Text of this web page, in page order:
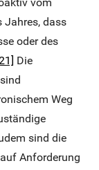
Jahres, dass
oder des
Die
Weg
sind die
Anforderung